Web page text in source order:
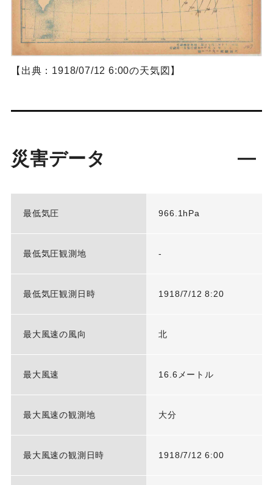
【出典：1918/07/12 6:00の天気図】
災害データ
最低気圧 966.1hPa
最低気圧観測地 -
最低気圧観測日時 1918/7/12 8:20
最大風速の風向 北
最大風速 16.6メートル
最大風速の観測地 大分
最大風速の観測日時 1918/7/12 6:00